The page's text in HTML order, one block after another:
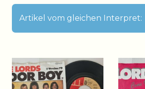
Artikel vom gleichen Interpret: